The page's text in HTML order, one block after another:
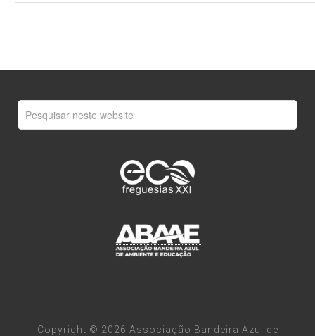
Copyright © 2026 Associação Bandeira Azul de